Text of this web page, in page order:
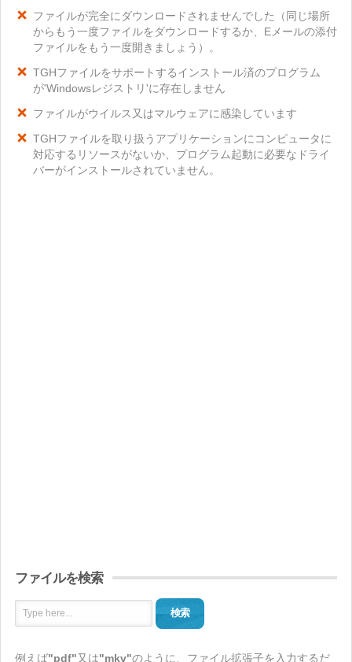
ファイルが完全にダウンロードされませんでした（同じ場所
からもう一度ファイルをダウンロードするか、Eメールの添付
ファイルをもう一度開きましょう）。
TGHファイルをサポートするインストール済のプログラム
が'Windowsレジストリ'に存在しません
ファイルがウイルス又はマルウェアに感染しています
TGHファイルを取り扱うアプリケーションにコンピュータに
対応するリソースがないか、プログラム起動に必要なドライ
バーがインストールされていません。
ファイルを検索
検索
例えば"pdf"又は"mkv"のように、ファイル拡張子を入力するだ